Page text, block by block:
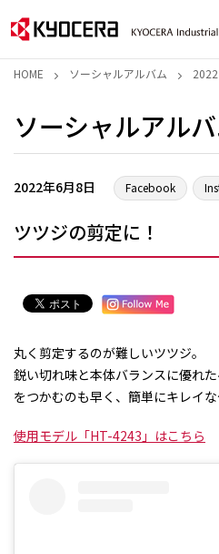
HOME ソーシャルアルバム
ソーシャルアル
2022年6月8日 Facebook
ツツジの剪定に！
丸く剪定するのが難しいツツジ。
鋭い切れ味と本体バランスに優れ
をつかむのも早く、簡単にキレイ
使用モデル「HT-4243」はこちら